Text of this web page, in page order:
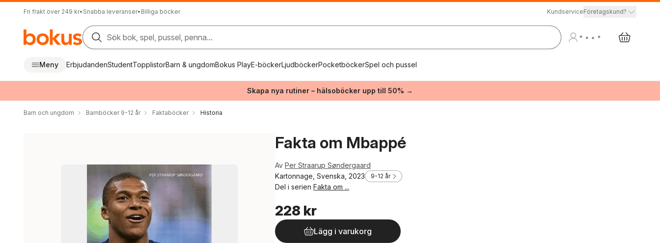
Fri frakt över 249 kr• Snabba leveranser• Billiga böcker KundserviceFöretagskund?
Sök bok, spel, pussel, penna...
Meny ErbjudandenStudentTopplistorBarn & ungdomBokus PlayE-böckerLjudböckerPocketböckerSpel och pussel
Skapa nya rutiner – hälsoböcker upp till 50% →
Barn och ungdom Barnböcker 9-12 år Faktaböcker Historia
Fakta om Mbappé
Av Per Straarup Søndergaard
Kartonnage, Svenska, 2023
9-12 år
Del i serien Fakta om ...
228 kr
Lägg i varukorg